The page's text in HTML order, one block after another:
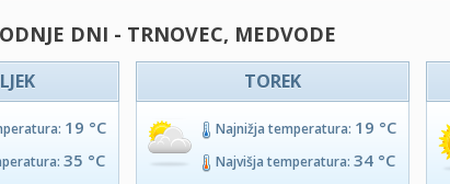
DNI - TRNOVEC, MEDVODE
19 °C
35 °C
TOREK
Najnižja temperatura: 19 °C
Najvišja temperatura: 34 °C